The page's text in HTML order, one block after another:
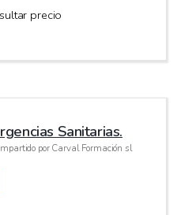
precio
Sanitarias.
por Carval Formación sl